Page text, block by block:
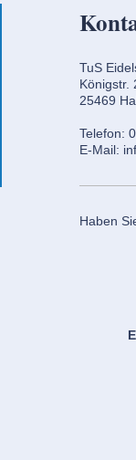
TuS
Königstr.
25469
Telefon:
E-Mail:
Haben